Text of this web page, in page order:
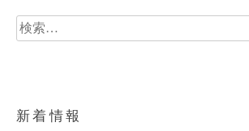
検
索:
新着情報